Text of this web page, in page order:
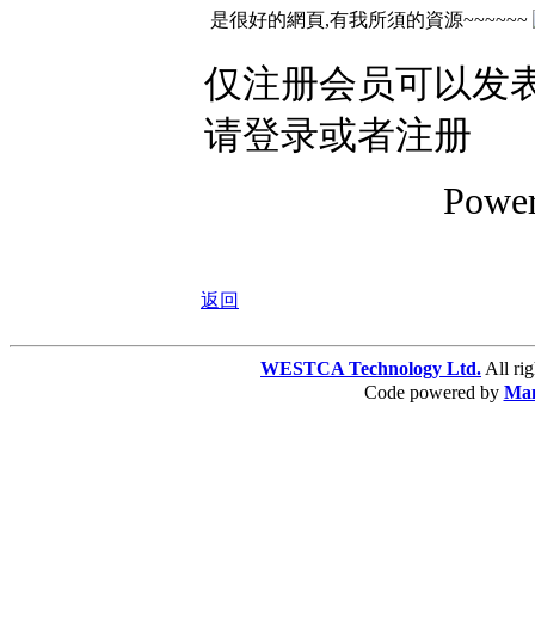
是很好的網頁,有我所須的資源~~~~~~
仅注册会员可以发
请登录或者注册
返回
WESTCA Technology Ltd. All
Code powered by